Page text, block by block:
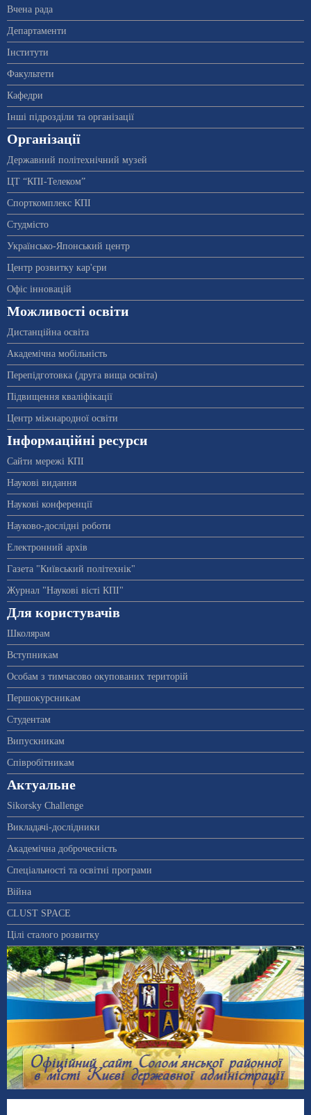
Вчена рада
Департаменти
Інститути
Факультети
Кафедри
Інші підрозділи та організації
Організації
Державний політехнічний музей
ЦТ “КПІ-Телеком”
Спорткомплекс КПІ
Студмісто
Українсько-Японський центр
Центр розвитку кар'єри
Офіс інновацій
Можливості освіти
Дистанційна освіта
Академічна мобільність
Перепідготовка (друга вища освіта)
Підвищення кваліфікації
Центр міжнародної освіти
Інформаційні ресурси
Сайти мережі КПІ
Наукові видання
Наукові конференції
Науково-дослідні роботи
Електронний архів
Газета "Київський політехнік"
Журнал "Наукові вісті КПІ"
Для користувачів
Школярам
Вступникам
Особам з тимчасово окупованих територій
Першокурсникам
Студентам
Випускникам
Співробітникам
Актуальне
Sikorsky Challenge
Викладачі-дослідники
Академічна доброчесність
Спеціальності та освітні програми
Війна
CLUST SPACE
Цілі сталого розвитку